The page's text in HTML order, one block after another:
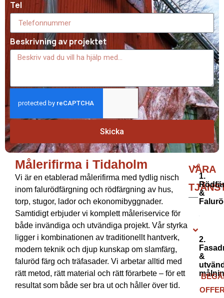
Tel
Beskrivning av projektet
Skicka
Målerifirma i Tidaholm
Målerifirma i Tidaholm
Vi är en etablerad målerifirma med tydlig nisch
inom falurödfärgning och rödfärgning av hus,
torp, stugor, lador och ekonomibyggnader.
Samtidigt erbjuder vi komplett måleriservice för
både invändiga och utvändiga projekt. Vår styrka
ligger i kombinationen av traditionellt hantverk,
modern teknik och djup kunskap om slamfärg,
faluröd färg och träfasader. Vi arbetar alltid med
rätt metod, rätt material och rätt förarbete – för ett
resultat som både ser bra ut och håller över tid.
VÅRA
1.
&
2.
&